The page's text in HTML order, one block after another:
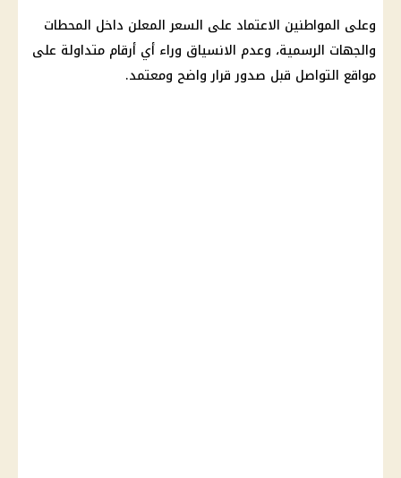
وعلى المواطنين الاعتماد على السعر المعلن داخل المحطات
والجهات الرسمية، وعدم الانسياق وراء أي أرقام متداولة على
مواقع التواصل قبل صدور قرار واضح ومعتمد.